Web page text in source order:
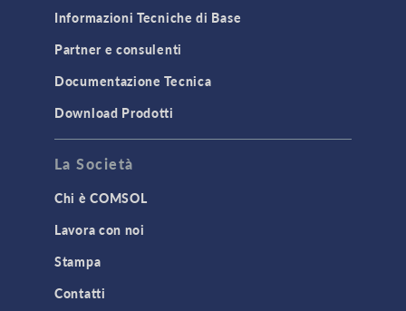
Informazioni Tecniche di Base
Partner e consulenti
Documentazione Tecnica
Download Prodotti
La Società
Chi è COMSOL
Lavora con noi
Stampa
Contatti